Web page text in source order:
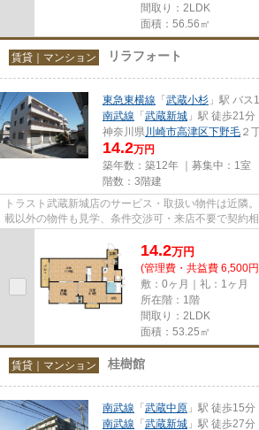
間取り：2LDK
面積：56.56㎡
賃貸｜マンション リラフォート
東急東横線 「武蔵小杉 」駅 バ
南武線 「武蔵新城 」駅 徒歩21分
神奈川県川崎市高津区下野毛 ２
14.2万円
築年数：築12年 ｜募集中： 1室
階数：3階建
トラスト武蔵新城店のサービス・取扱い物件は近隣
載以外の物件も見学、条件交渉可・来店不要で契約
時無料駐車場有（要電話予約...
14.2万円
(管理費・共益費 6,500
敷：0ヶ月｜礼：1ヶ月
所在階：1階
間取り：2LDK
面積：53.25㎡
賃貸｜マンション 桂樹館
南武線 「武蔵中原 」駅 徒歩15分
南武線 「武蔵新城 」駅 徒歩27分